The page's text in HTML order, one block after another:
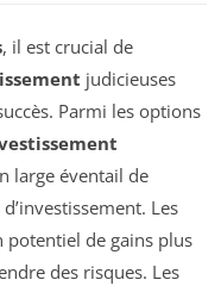
, il est crucial de
judicieuses
Parmi les options
large éventail de
d’investissement. Les
potentiel de gains plus
des risques. Les